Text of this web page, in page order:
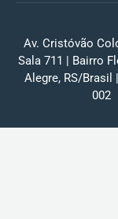
Av. Cristóvão
Sala 711 | Bairro
Alegre, RS/Brasil
002